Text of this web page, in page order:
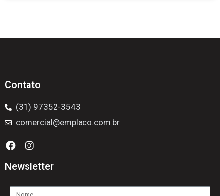
Contato
(31) 97352-3543
comercial@emplaco.com.br
Newsletter